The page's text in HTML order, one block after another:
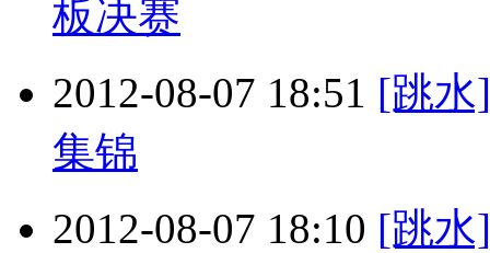
板决赛
2012-08-07 18:51 [跳水
集锦
2012-08-07 18:10 [跳水